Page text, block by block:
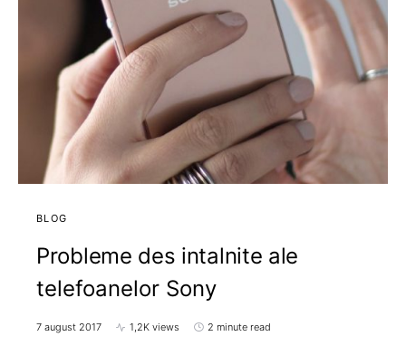
BLOG
Probleme des intalnite ale
telefoanelor Sony
7 august 2017 1,2K views 2 minute read